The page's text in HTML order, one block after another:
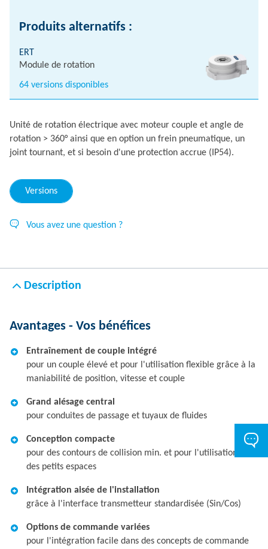
Produits alternatifs :
ERT
Module de rotation
64 versions disponibles
Unité de rotation électrique avec moteur couple et angle de
rotation > 360° ainsi que en option un frein pneumatique, un
joint tournant, et si besoin d'une protection accrue (IP54).
Versions
Vous avez une question ?
Description
Avantages - Vos bénéfices
Entraînement de couple intégré
pour un couple élevé et pour l'utilisation flexible grâce à la
maniabilité de position, vitesse et couple
Grand alésage central
pour conduites de passage et tuyaux de fluides
Conception compacte
pour des contours de collision min. et pour l'utilisation dans
des petits espaces
Intégration aisée de l'installation
grâce à l'interface transmetteur standardisée (Sin/Cos)
Options de commande variées
pour l'intégration facile dans des concepts de commande